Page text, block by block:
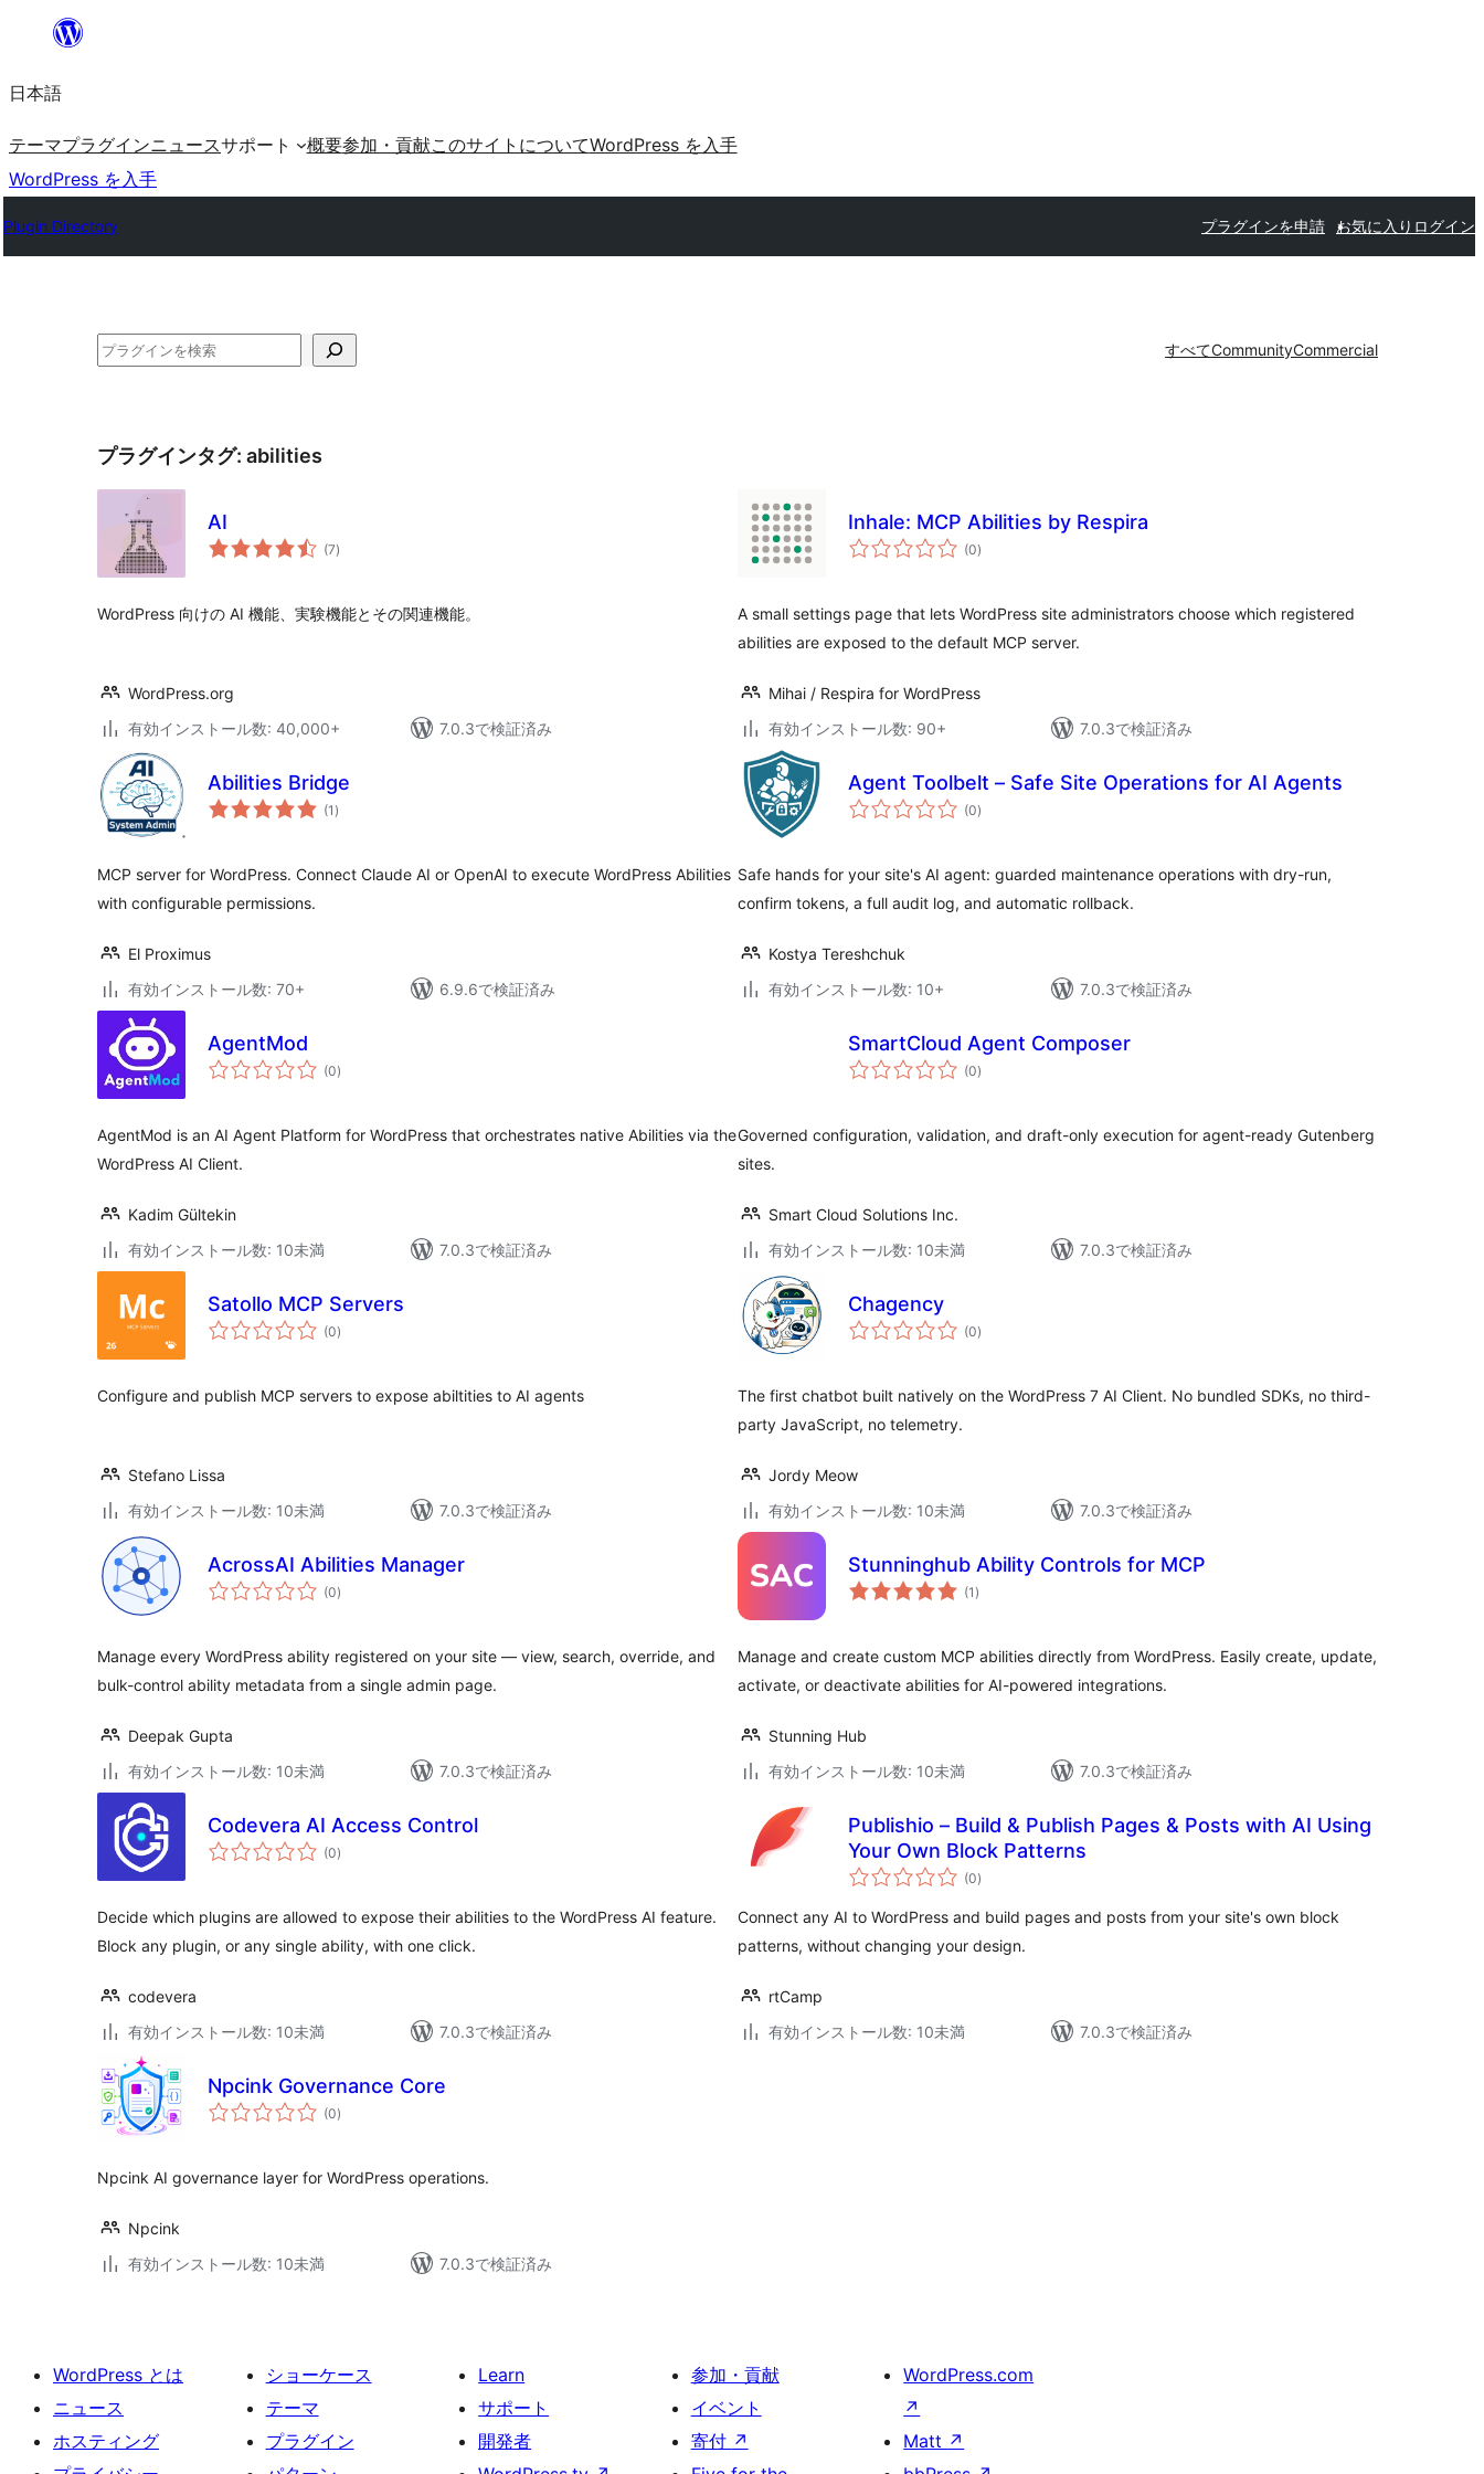
を
ッ
プ
日本語
テーマプラグインニュースサポート 概要参加・貢献このサイトについてWordPress を入手
WordPress を入手
Plugin Directory プラグインを申請 お気に入り ログイン
検
すべてCommunityCommercial
プラグインタグ: abilities
AI
(7個
の)
WordPress 向けの AI 機能、実験機能とその関連機能。
WordPress.org
有効インストール数: 40,000+
7.0.3で検証済み
Inhale: MCP Abilities by Respira
(0個
の)
A small settings page that lets WordPress site administrators choose which registered
abilities are exposed to the default MCP server.
Mihai / Respira for WordPress
有効インストール数: 90+
7.0.3で検証済み
Abilities Bridge
(1 個
の)
MCP server for WordPress. Connect Claude AI or OpenAI to execute WordPress Abilities
with configurable permissions.
El Proximus
有効インストール数: 70+
6.9.6で検証済み
Agent Toolbelt – Safe Site Operations for AI Agents
(0個
の)
Safe hands for your site's AI agent: guarded maintenance operations with dry-run,
confirm tokens, a full audit log, and automatic rollback.
Kostya Tereshchuk
有効インストール数: 10+
7.0.3で検証済み
AgentMod
(0個
の)
AgentMod is an AI Agent Platform for WordPress that orchestrates native Abilities via the
WordPress AI Client.
Kadim Gültekin
有効インストール数: 10未満
7.0.3で検証済み
SmartCloud Agent Composer
(0個
の)
Governed configuration, validation, and draft-only execution for agent-ready Gutenberg
sites.
Smart Cloud Solutions Inc.
有効インストール数: 10未満
7.0.3で検証済み
Satollo MCP Servers
(0個
の)
Configure and publish MCP servers to expose abiltities to AI agents
Stefano Lissa
有効インストール数: 10未満
7.0.3で検証済み
Chagency
(0個
の)
The first chatbot built natively on the WordPress 7 AI Client. No bundled SDKs, no third-
party JavaScript, no telemetry.
Jordy Meow
有効インストール数: 10未満
7.0.3で検証済み
AcrossAI Abilities Manager
(0個
の)
Manage every WordPress ability registered on your site — view, search, override, and
bulk-control ability metadata from a single admin page.
Deepak Gupta
有効インストール数: 10未満
7.0.3で検証済み
Stunninghub Ability Controls for MCP
(1 個
の)
Manage and create custom MCP abilities directly from WordPress. Easily create, update,
activate, or deactivate abilities for AI-powered integrations.
Stunning Hub
有効インストール数: 10未満
7.0.3で検証済み
Codevera AI Access Control
(0個
の)
Decide which plugins are allowed to expose their abilities to the WordPress AI feature.
Block any plugin, or any single ability, with one click.
codevera
有効インストール数: 10未満
7.0.3で検証済み
Publishio – Build & Publish Pages & Posts with AI Using
Your Own Block Patterns
(0個
の
価
)
Connect any AI to WordPress and build pages and posts from your site's own block
patterns, without changing your design.
rtCamp
有効インストール数: 10未満
7.0.3で検証済み
Npcink Governance Core
(0個
の)
Npcink AI governance layer for WordPress operations.
Npcink
有効インストール数: 10未満
7.0.3で検証済み
WordPress とは
ニュース
ホスティング
ショーケース
テーマ
プラグイン
Learn
サポート
開発者
参加・貢献
イベント
寄付 ↗
WordPress.com
↗
Matt ↗